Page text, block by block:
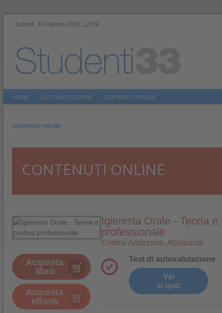
Lunedì, 10 Agosto 2026, 12:09
HOME AUTOVALUTAZIONE CONTENUTI ONLINE
CONTENUTI ONLINE
CONTENUTI ONLINE
Acquista
libro
Acquista
eBook
Igienista Orale - Teoria e
professionale
Cortesi Ardizzone, Abbinante
Test di autovalutazione
Vai
al quiz